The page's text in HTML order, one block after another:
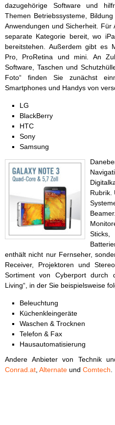
dazugehörige Software und
Themen Betriebssysteme,
Anwendungen und Sicherheit.
separate Kategorie bereit, wo
bereitstehen. Außerdem gibt es
Pro, ProRetina und mini. An
Software, Taschen und
Foto“ finden Sie zunächst
Smartphones und Handys von
LG
BlackBerry
HTC
Sony
Samsung
Rubrik.
enthält nicht nur Fernseher,
Receiver, Projektoren und
Sortiment von Cyberport durch
Living“, in der Sie beispielsweise
Beleuchtung
Küchenkleingeräte
Waschen & Trocknen
Telefon & Fax
Hausautomatisierung
Andere Anbieter von Technik
Conrad.at, Alternate und Comtech.